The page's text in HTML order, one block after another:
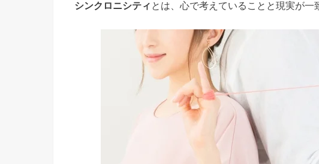
シンクロニシティ とは、心で考えていることと現実が一